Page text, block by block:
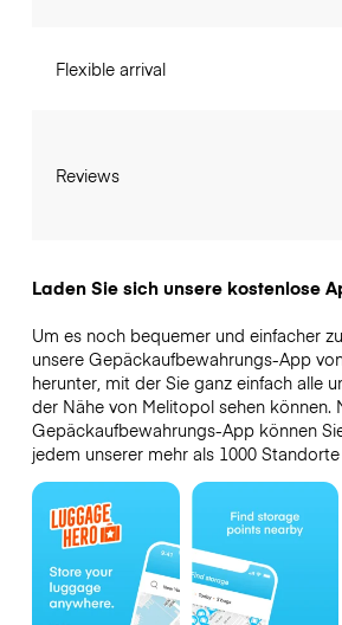
Flexible arrival
Reviews
Laden Sie sich unsere kostenlose
Um es noch bequemer und einfacher
unsere Gepäckaufbewahrungs-App
herunter, mit der Sie ganz einfach alle
der Nähe von Melitopol sehen können.
Gepäckaufbewahrungs-App können
jedem unserer mehr als 1000